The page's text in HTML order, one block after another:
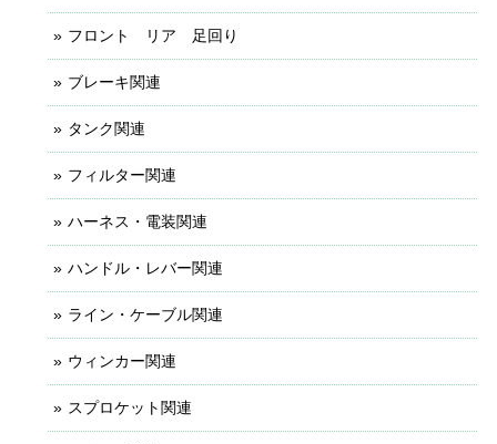
フロント リア 足回り
ブレーキ関連
タンク関連
フィルター関連
ハーネス・電装関連
ハンドル・レバー関連
ライン・ケーブル関連
ウィンカー関連
スプロケット関連